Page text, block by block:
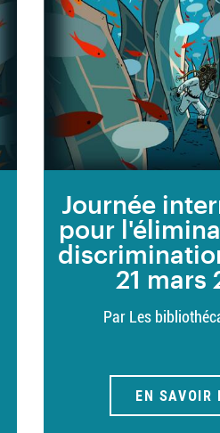
Journée
pour
21 mars
Par Les
EN SAVOIR